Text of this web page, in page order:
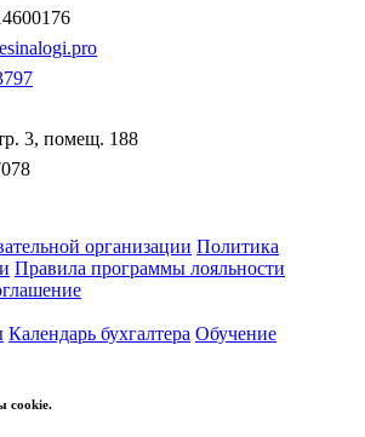
3, помещ. 188
организации Политика
Правила программы лояльности
Календарь бухгалтера Обучение
cookie.